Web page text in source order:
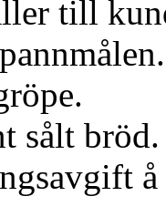
till
sålt bröd.